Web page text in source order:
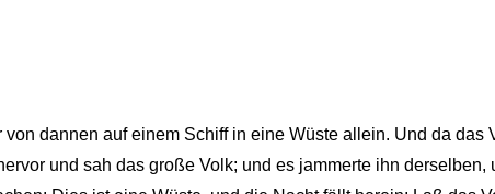
von dannen auf einem Schiff in eine Wüste allein. Und da das
und sah das große Volk; und es jammerte ihn derselben,